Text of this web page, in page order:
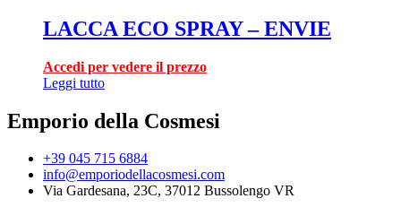
LACCA ECO SPRAY – ENVIE
Accedi per vedere il prezzo
Leggi tutto
Emporio della Cosmesi
+39 045 715 6884
info@emporiodellacosmesi.com
Via Gardesana, 23C, 37012 Bussolengo VR